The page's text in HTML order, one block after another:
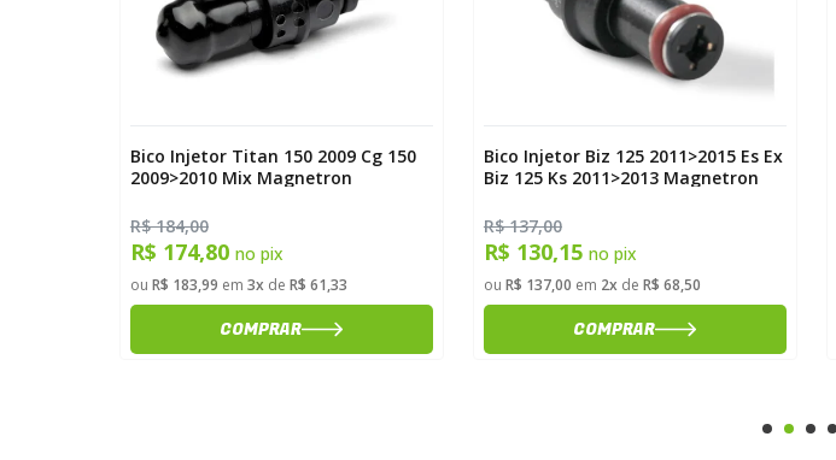
Bico Injetor Titan 150 2009 Cg 150
2009>2010 Mix Magnetron
R$ 184,00
R$ 174,80 no pix
ou R$ 183,99 em 3xde R$ 61,33
COMPRAR
Bico Injetor Biz 125 2011>2015 Es Ex
Biz 125 Ks 2011>2013 Magnetron
R$ 137,00
R$ 130,15 no pix
ou R$ 137,00 em 2xde R$ 68,50
COMPRAR